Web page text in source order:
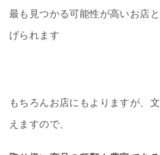
最も見つかる可能性が高いお店
げられます
もちろんお店にもよりますが、
えますので、